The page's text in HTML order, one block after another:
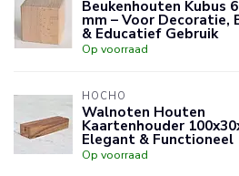
Beukenhouten Kubus
mm – Voor Decoratie,
& Educatief Gebruik
Op voorraad
HOCHO
Walnoten Houten
Kaartenhouder
Elegant & Functioneel
Op voorraad